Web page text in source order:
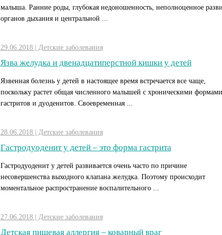
малыша. Ранние роды, глубокая недоношенность, неполноценное
органов дыхания и центральной ...
29.06.2018 | Детские заболевания
Язва желудка и двенадцатиперстной кишки у детей
Язвенная болезнь у детей в настоящее время встречается все чаще,
поскольку растет общая численного малышей с хроническими формами
гастритов и дуоденитов. Своевременная ...
28.06.2018 | Детские заболевания
Гастродуоденит у детей – это форма гастрита
Гастродуоденит у детей развивается очень часто по причине
несовершенства выходного клапана желудка. Поэтому происходит
моментальное распространение воспалительного ...
27.06.2018 | Детские заболевания
Детская пищевая аллергия – коварный враг